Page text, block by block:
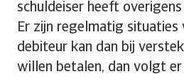
schuldeiser heeft
Er zijn regelmatig
debiteur kan dan bij
willen betalen, dan volgt